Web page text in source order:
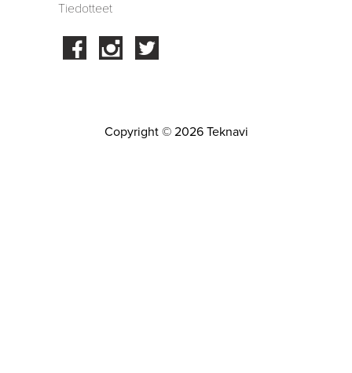
Tiedotteet
FacebookInstagram
Copyright © 2026 Teknavi